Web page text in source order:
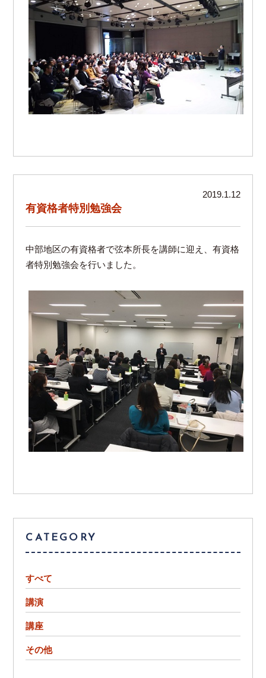
2019.1.12
有資格者特別勉強会
中部地区の有資格者で弦本所長を講師に迎え、有資格
者特別勉強会を行いました。
CATEGORY
すべて
講演
講座
その他